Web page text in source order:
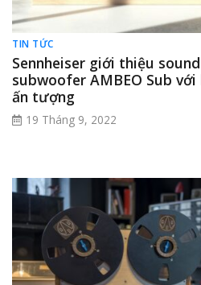
TIN TỨC
Sennheiser giới thiệu
subwoofer AMBEO Sub
ấn tượng
19 Tháng 9, 2022